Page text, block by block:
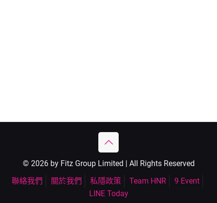
© 2026 by Fitz Group Limited | All Rights Reserved
聯絡我們
關於我們 私隱政策 Team HNR
9 Event
LINE Today